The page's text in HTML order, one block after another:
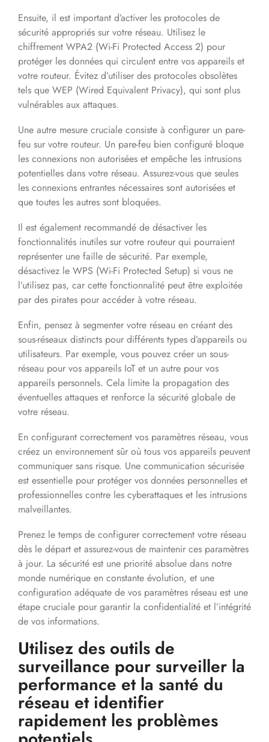
Ensuite, il est important d’activer les protocoles de
sécurité appropriés sur votre réseau. Utilisez le
chiffrement WPA2 (Wi-Fi Protected Access 2) pour
protéger les données qui circulent entre vos appareils et
votre routeur. Évitez d’utiliser des protocoles obsolètes
tels que WEP (Wired Equivalent Privacy), qui sont plus
vulnérables aux attaques.
Une autre mesure cruciale consiste à configurer un pare-
feu sur votre routeur. Un pare-feu bien configuré bloque
les connexions non autorisées et empêche les intrusions
potentielles dans votre réseau. Assurez-vous que seules
les connexions entrantes nécessaires sont autorisées et
que toutes les autres sont bloquées.
Il est également recommandé de désactiver les
fonctionnalités inutiles sur votre routeur qui pourraient
représenter une faille de sécurité. Par exemple,
désactivez le WPS (Wi-Fi Protected Setup) si vous ne
l’utilisez pas, car cette fonctionnalité peut être exploitée
par des pirates pour accéder à votre réseau.
Enfin, pensez à segmenter votre réseau en créant des
sous-réseaux distincts pour différents types d’appareils ou
utilisateurs. Par exemple, vous pouvez créer un sous-
réseau pour vos appareils IoT et un autre pour vos
appareils personnels. Cela limite la propagation des
éventuelles attaques et renforce la sécurité globale de
votre réseau.
En configurant correctement vos paramètres réseau, vous
créez un environnement sûr où tous vos appareils peuvent
communiquer sans risque. Une communication sécurisée
est essentielle pour protéger vos données personnelles et
professionnelles contre les cyberattaques et les intrusions
malveillantes.
Prenez le temps de configurer correctement votre réseau
dès le départ et assurez-vous de maintenir ces paramètres
à jour. La sécurité est une priorité absolue dans notre
monde numérique en constante évolution, et une
configuration adéquate de vos paramètres réseau est une
étape cruciale pour garantir la confidentialité et l’intégrité
de vos informations.
Utilisez des outils de
surveillance pour surveiller la
performance et la santé du
réseau et identifier
rapidement les problèmes